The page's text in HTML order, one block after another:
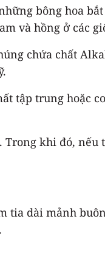
bông hoa
và hồng ở các
chứa chất
tập trung hoặc
khi đó, nếu
tia dài mảnh